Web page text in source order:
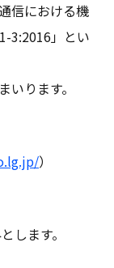
信における機
3:2016」とい
ります。
）
します。